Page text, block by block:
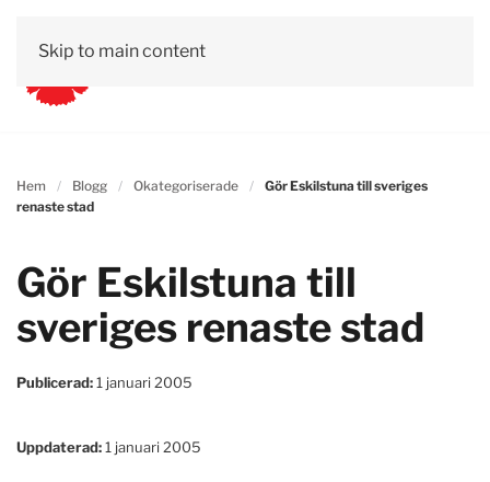
Skip to main content
Hem Blogg Okategoriserade
Gör Eskilstuna till sveriges
renaste stad
Gör Eskilstuna till
sveriges renaste stad
Publicerad:1 januari 2005
Uppdaterad:1 januari 2005